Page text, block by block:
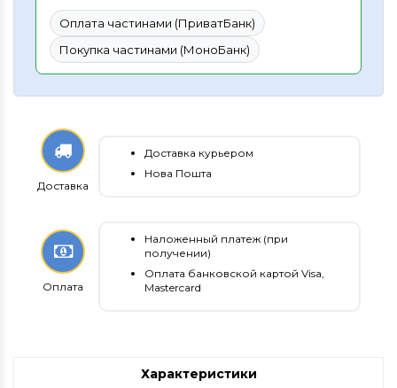
Оплата частинами (ПриватБанк)
Покупка частинами (МоноБанк)
Доставка
Доставка курьером
Нова Пошта
Оплата
Наложенный платеж (при
получении)
Оплата банковской картой Visa,
Mastercard
Характеристики